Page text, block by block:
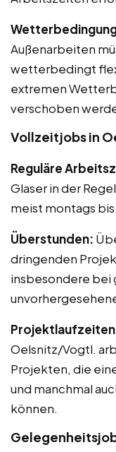
Außenarbeiten
wetterbedingt
extremen
verschoben
Vollzeitjobs in
Reguläre
Glaser in der
meist montags
Überstunden:
dringenden
insbesondere bei
Oelsnitz/Vogtl.
Projekten, die
und manchmal
können.